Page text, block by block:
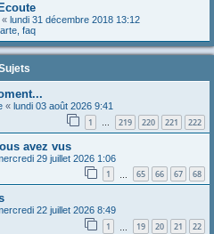
« lundi 31 décembre 2018 13:12
faq
« lundi 03 août 2026 9:41
1 … 219 220 221 222
avez vus
29 juillet 2026 1:06
1 65 66 67 68
22 juillet 2026 8:49
1 19 20 21 22